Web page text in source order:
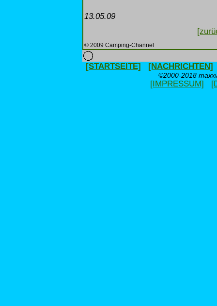
13.05.09
© 2009 Camping-Channel
[STARTSEITE] [NACHRICHTEN]
©2000-2018
[IMPRESSUM]